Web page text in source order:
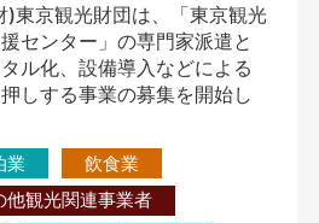
東京観光財団は、「東京観光
センター」の専門家派遣と
ル化、設備導入などによる
しする事業の募集を開始し
業
飲食業
他観光関連事業者